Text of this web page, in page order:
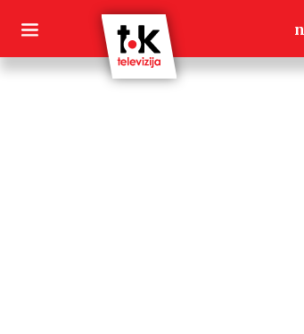
content